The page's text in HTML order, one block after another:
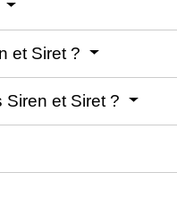
et Siret ?
Siren et Siret ?